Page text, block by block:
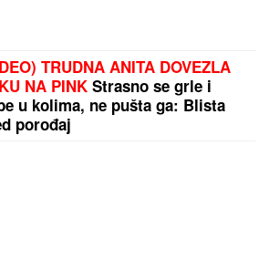
TRUDNA ANITA DOVEZLA
NA PINK Strasno se grle i
u kolima, ne pušta ga: Blista
porođaj